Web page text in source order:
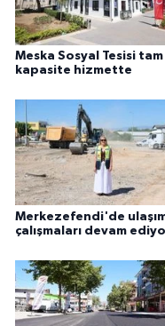
Meska Sosyal Tesisi tam
kapasite hizmette
Merkezefendi'de
çalışmaları devam